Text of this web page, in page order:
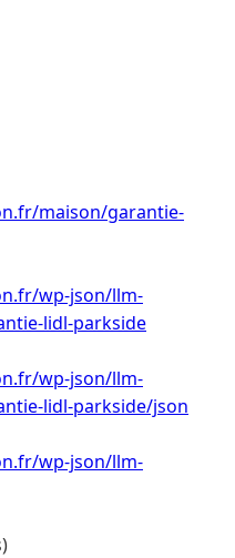
maison/garantie-
wp-json/llm-
lidl-parkside
wp-json/llm-
lidl-parkside/json
wp-json/llm-